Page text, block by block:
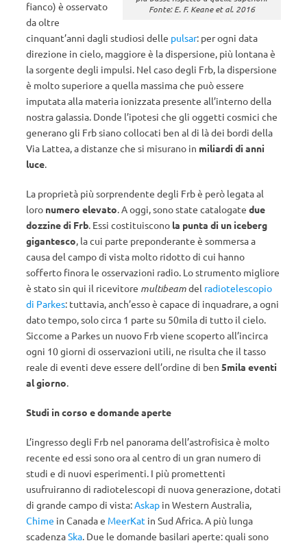
Fonte: E. F. Keane et al. 2016
fianco) è osservato
da oltre
cinquant’anni dagli studiosi delle pulsar: per ogni data
direzione in cielo, maggiore è la dispersione, più lontana è
la sorgente degli impulsi. Nel caso degli Frb, la dispersione
è molto superiore a quella massima che può essere
imputata alla materia ionizzata presente all’interno della
nostra galassia. Donde l’ipotesi che gli oggetti cosmici che
generano gli Frb siano collocati ben al di là dei bordi della
Via Lattea, a distanze che si misurano in miliardi di anni
luce.
La proprietà più sorprendente degli Frb è però legata al
loro numero elevato. A oggi, sono state catalogate due
dozzine di Frb. Essi costituiscono la punta di un iceberg
gigantesco, la cui parte preponderante è sommersa a
causa del campo di vista molto ridotto di cui hanno
sofferto finora le osservazioni radio. Lo strumento migliore
è stato sin qui il ricevitore multibeamdel radiotelescopio
di Parkes: tuttavia, anch’esso è capace di inquadrare, a ogni
dato tempo, solo circa 1 parte su 50mila di tutto il cielo.
Siccome a Parkes un nuovo Frb viene scoperto all’incirca
ogni 10 giorni di osservazioni utili, ne risulta che il tasso
reale di eventi deve essere dell’ordine di ben 5mila eventi
al giorno.
Studi in corso e domande aperte
L’ingresso degli Frb nel panorama dell’astrofisica è molto
recente ed essi sono ora al centro di un gran numero di
studi e di nuovi esperimenti. I più promettenti
usufruiranno di radiotelescopi di nuova generazione, dotati
di grande campo di vista:Askap in Western Australia,
Chime in Canada e MeerKat in Sud Africa. A più lunga
scadenzaSka. Due le domande basilari aperte: quali sono